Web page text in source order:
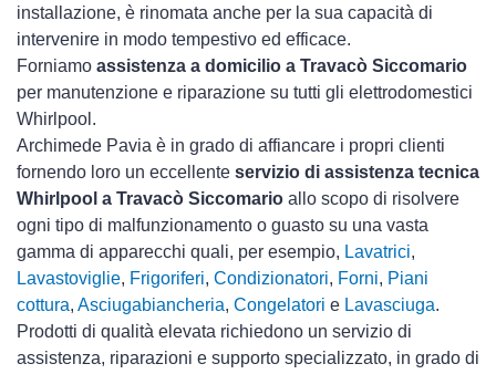
installazione, è rinomata anche per la sua capacità di
intervenire in modo tempestivo ed efficace.
Forniamo assistenza a domicilio a Travacò Siccomario
per manutenzione e riparazione su tutti gli elettrodomestici
Whirlpool.
Archimede Pavia è in grado di affiancare i propri clienti
fornendo loro un eccellente servizio di assistenza tecnica
Whirlpool a Travacò Siccomario allo scopo di risolvere
ogni tipo di malfunzionamento o guasto su una vasta
gamma di apparecchi quali, per esempio, Lavatrici,
Lavastoviglie, Frigoriferi, Condizionatori, Forni, Piani
cottura, Asciugabiancheria, Congelatori e Lavasciuga.
Prodotti di qualità elevata richiedono un servizio di
assistenza, riparazioni e supporto specializzato, in grado di